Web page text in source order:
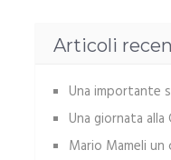
Articoli
Una importante
Una giornata alla
Mario Mameli